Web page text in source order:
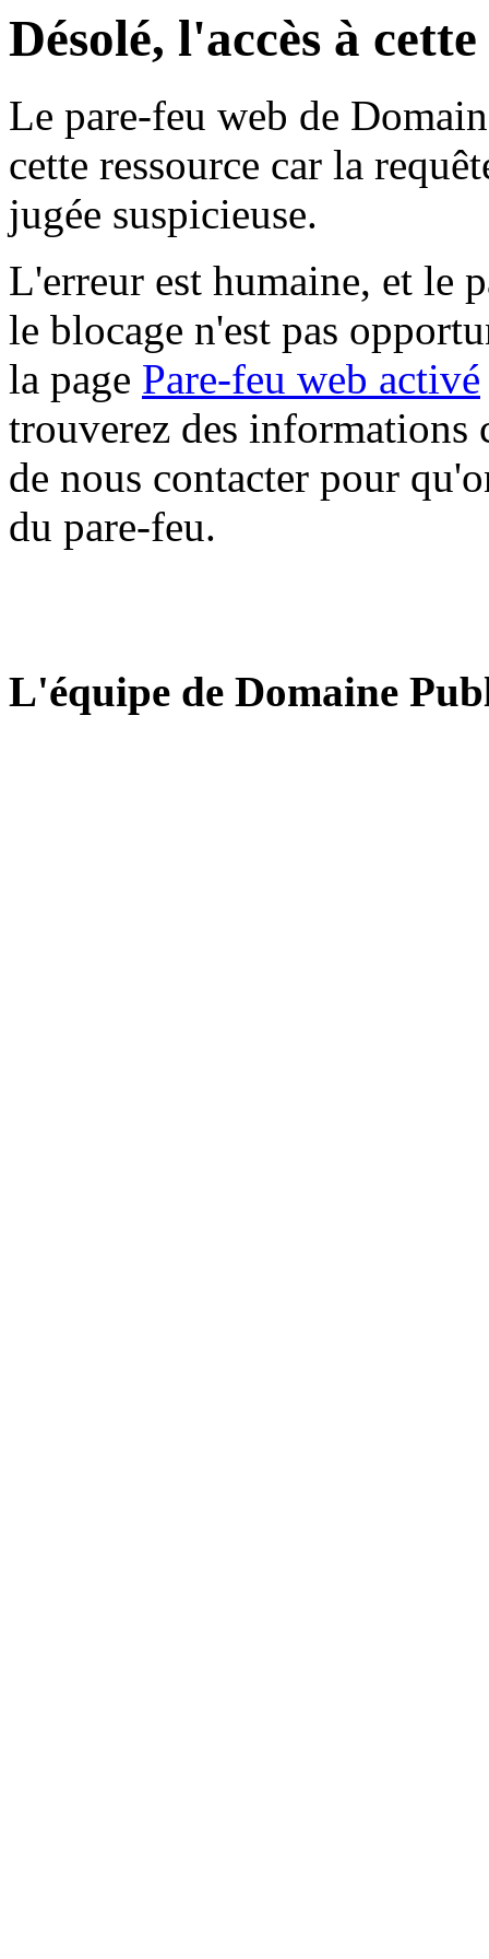
Désolé, l'accès à
Le pare-feu web de
cette ressource car la
jugée suspicieuse.
L'erreur est humaine, et le
le blocage n'est pas
la page Pare-feu web activé
trouverez des informations
de nous contacter pour
du pare-feu.
L'équipe de Domaine